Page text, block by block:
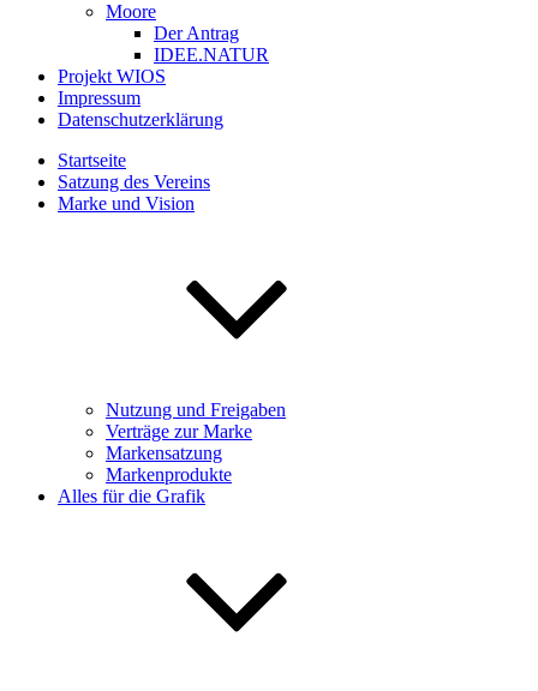
Moore
Der Antrag
IDEE.NATUR
Projekt WIOS
Impressum
Datenschutzerklärung
Startseite
Satzung des Vereins
Marke und Vision
Nutzung und Freigaben
Verträge zur Marke
Markensatzung
Markenprodukte
Alles für die Grafik